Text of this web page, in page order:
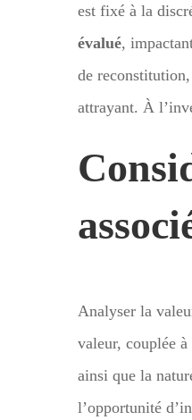
est fixé à la
évalué,
de
attrayant. À
Analyser la
valeur, couplée
ainsi que la
l’opportunité